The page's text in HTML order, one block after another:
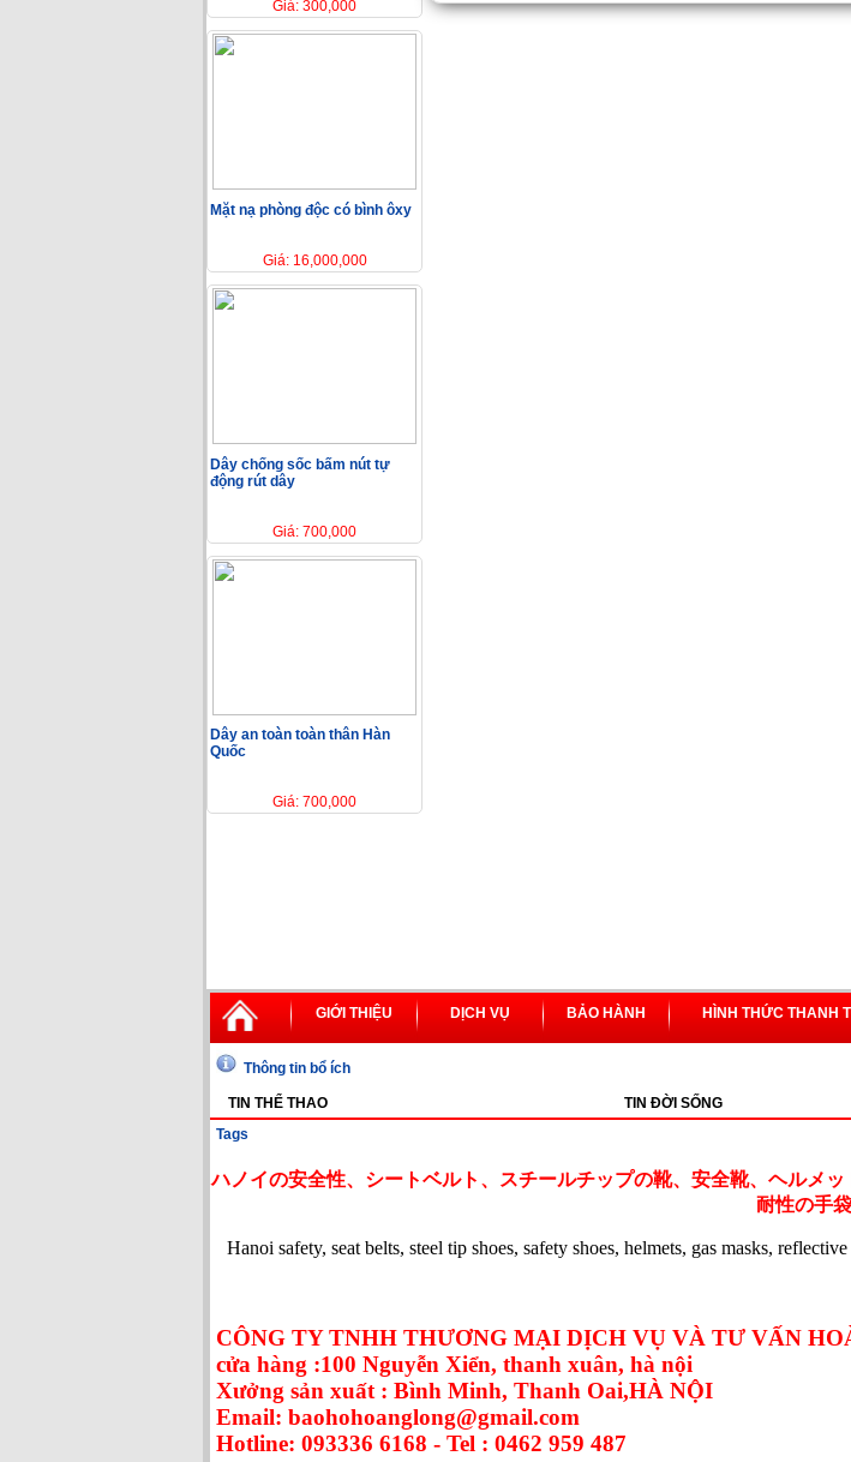
Giá: 300,000
Mặt nạ phòng độc có bình ôxy
Giá: 16,000,000
Dây chống sốc bấm nút tự
động rút dây
Giá: 700,000
Dây an toàn toàn thân Hàn
Quốc
Giá: 700,000
GIỚI THIỆU DỊCH VỤ BẢO HÀNH HÌNH THỨC THANH
Thông tin bổ ích
TIN THỂ THAO TIN ĐỜI SỐNG
Tags
ハノイの安全性、シートベルト、スチールチップの靴、安全靴、ヘルメ
耐性の手
Hanoi safety, seat belts, steel tip shoes, safety shoes, helmets, gas masks,
CÔNG TY TNHH THƯƠNG MẠI DỊCH VỤ VÀ TƯ VẤN
cửa hàng :100 Nguyễn Xiển, thanh xuân, hà nội
Xưởng sản xuất : Bình Minh, Thanh Oai,HÀ NỘI
Email: baohohoanglong@gmail.com
Hotline: 093336 6168 - Tel : 0462 959 487